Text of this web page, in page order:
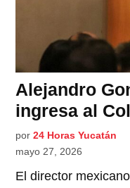
Alejandro
ingresa al
por 24 Horas Yucatán
mayo 27, 2026
El director